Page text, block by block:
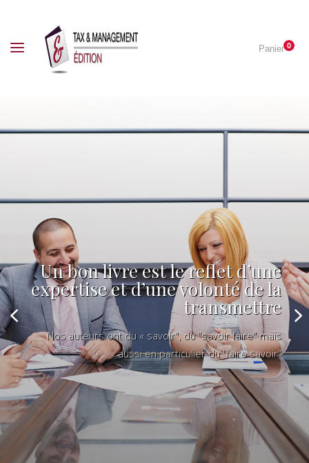
Panier0
Un bon livre est le reflet d’une
expertise et d’une volonté de la
transmettre
Nos auteurs ont du « savoir", du "savoir faire" mais
aussi en particulier du "faire savoir"